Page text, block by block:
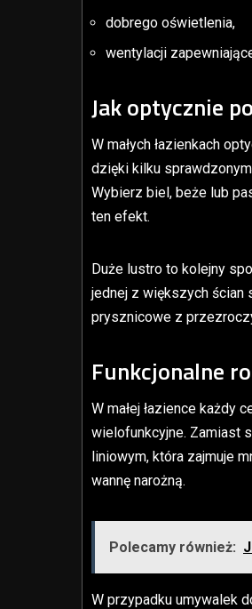
dobrego oświetlenia,
wentylacji
Jak optycznie
W małych łazienkach
dzięki kilku
Wybierz biel, beże lub
ten efekt.
Duże lustro to kolejny
jednej z większych ścian
prysznicowe z
Funkcjonalne
W małej łazience każdy
wielofunkcyjne. Zamiast
liniowym, która zajmuje
wannę narożną.
Polecamy również:
W przypadku umywalek